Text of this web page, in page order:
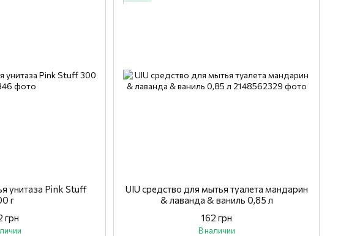
унитаза Pink Stuff
г
грн
UIU средство для мытья туалета мандарин
& лаванда & ваниль 0,85 л
162 грн
В наличии